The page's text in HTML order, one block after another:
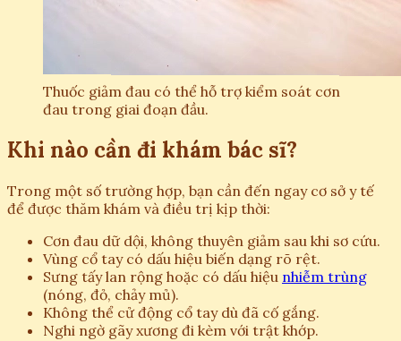
Thuốc giảm đau có thể hỗ trợ kiểm soát cơn
đau trong giai đoạn đầu.
Khi nào cần đi khám bác sĩ?
Trong một số trường hợp, bạn cần đến ngay cơ sở y tế
để được thăm khám và điều trị kịp thời:
Cơn đau dữ dội, không thuyên giảm sau khi sơ cứu.
Vùng cổ tay có dấu hiệu biến dạng rõ rệt.
Sưng tấy lan rộng hoặc có dấu hiệu nhiễm trùng
(nóng, đỏ, chảy mủ).
Không thể cử động cổ tay dù đã cố gắng.
Nghi ngờ gãy xương đi kèm với trật khớp.